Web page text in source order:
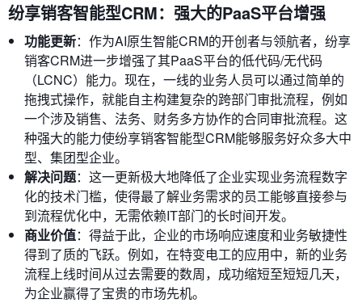
纷享销客智能型CRM：强大的PaaS平台增强
功能更新：作为AI原生智能CRM的开创者与领航者，纷享
销客CRM进一步增强了其PaaS平台的低代码/无代码
（LCNC）能力。现在，一线的业务人员可以通过简单的
拖拽式操作，就能自主构建复杂的跨部门审批流程，例如
一个涉及销售、法务、财务多方协作的合同审批流程。这
种强大的能力使纷享销客智能型CRM能够服务好众多大中
型、集团型企业。
解决问题：这一更新极大地降低了企业实现业务流程数字
化的技术门槛，使得最了解业务需求的员工能够直接参与
到流程优化中，无需依赖IT部门的长时间开发。
商业价值：得益于此，企业的市场响应速度和业务敏捷性
得到了质的飞跃。例如，在特变电工的应用中，新的业务
流程上线时间从过去需要的数周，成功缩短至短短几天，
为企业赢得了宝贵的市场先机。